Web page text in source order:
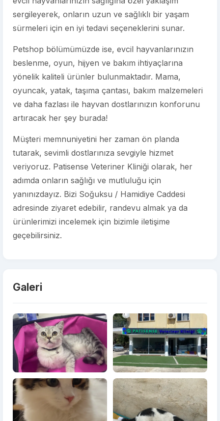
sergileyerek, onların uzun ve sağlıklı bir yaşam
sürmeleri için en iyi tedavi seçeneklerini sunar.
Petshop bölümümüzde ise, evcil hayvanlarınızın
beslenme, oyun, hijyen ve bakım ihtiyaçlarına
yönelik kaliteli ürünler bulunmaktadır. Mama,
oyuncak, yatak, taşıma çantası, bakım malzemeleri
ve daha fazlası ile hayvan dostlarınızın konforunu
artıracak her şey burada!
Müşteri memnuniyetini her zaman ön planda
tutarak, sevimli dostlarınıza sevgiyle hizmet
veriyoruz. Patisense Veteriner Kliniği olarak, her
adımda onların sağlığı ve mutluluğu için
yanınızdayız. Bizi Soğuksu / Hamidiye Caddesi
adresinde ziyaret edebilir, randevu almak ya da
ürünlerimizi incelemek için bizimle iletişime
geçebilirsiniz.
Galeri